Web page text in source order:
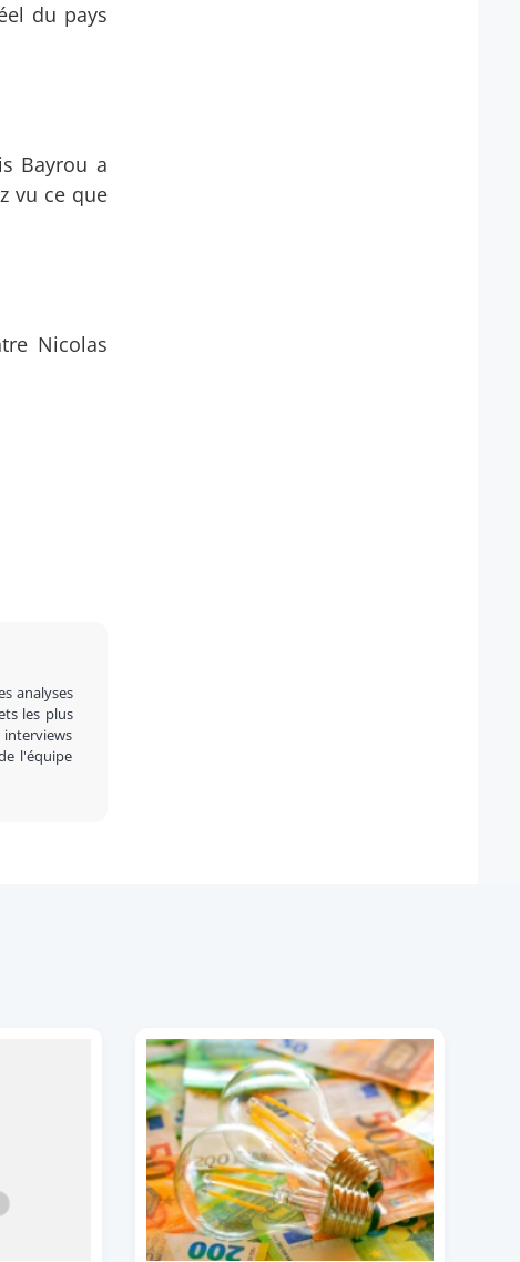
du pays
Bayrou a
vu ce que
Nicolas
analyses
les plus
l'équipe